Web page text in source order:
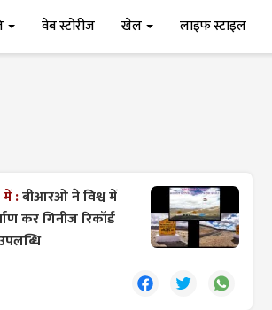
वेब स्टोरीज खेल लाइफ स्टाइल
:बीआरओ ने विश्व में
कर गिनीज रिकॉर्ड